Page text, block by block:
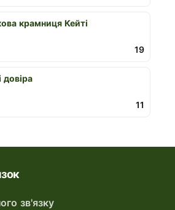
19
крамниця Кейті
11
довіра
зв'язку